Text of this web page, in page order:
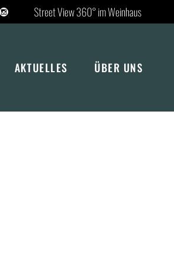
Tripadvisor
Street View 360° im Weinhaus
AKTUELLES ÜBER UNS